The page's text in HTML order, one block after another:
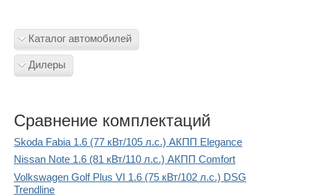
Каталог автомобилей
Дилеры
Сравнение комплектаций
Skoda Fabia 1.6 (77 кВт/105 л.с.) АКПП Elegance
Nissan Note 1.6 (81 кВт/110 л.с.) АКПП Comfort
Volkswagen Golf Plus VI 1.6 (75 кВт/102 л.с.) DSG
Trendline